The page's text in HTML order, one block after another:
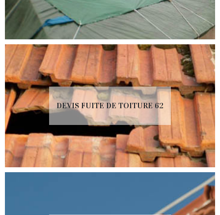
DEVIS FUITE DE TOITURE 62